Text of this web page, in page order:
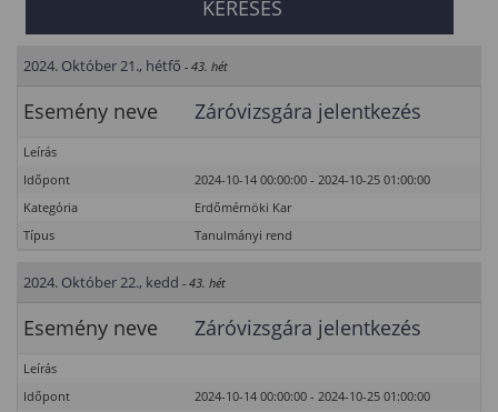
2024. Október 21., hétfő - 43. hét
Esemény neve Záróvizsgára jelentkezés
Leírás
Időpont
2024-10-14 00:00:00 - 2024-10-25 01:00:00
Kategória
Erdőmérnöki Kar
Típus
Tanulmányi rend
2024. Október 22., kedd - 43. hét
Esemény neve Záróvizsgára jelentkezés
Leírás
Időpont
2024-10-14 00:00:00 - 2024-10-25 01:00:00